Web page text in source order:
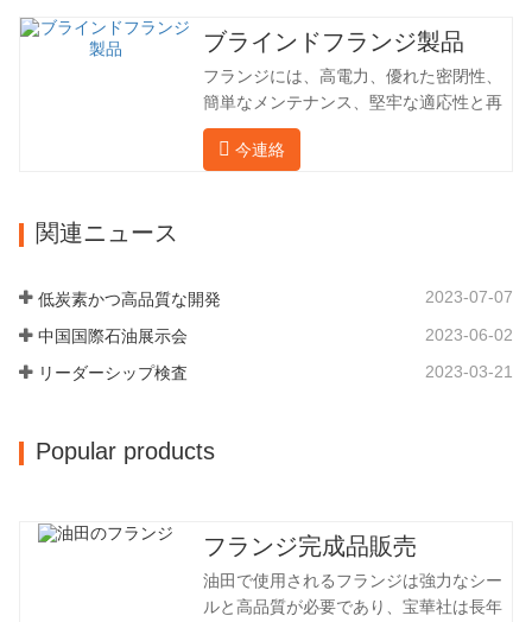
に設立され、三世代にわたる努力を経
て、現在、敷地面積は 50,…
は 46 名です。鍛造品の年間生産量は3万
トン。主に自動車、油圧機械、風力発
電、石油機械部品、建設機械、鉱業、冶
金、造船機械などの産業で関連アクセサ
リーを生産しています。販売される製品
は国内外向けです。同社は独自の技術研
ーは、同じ業界で 15…
ブラインドフランジ製品
フランジには、高電力、優れた密閉性、
簡単なメンテナンス、堅牢な適応性と再
利用性という恩恵があり、パイプライン
システムにとって不可欠かつ不可欠な要
50,000平方メートル、建物周囲の面積は
25,000平方メートルです。従業員数は
260 名、エンジニアリング技術者は 46
今連絡
関連ニュース
低炭素かつ高品質な開発 2023-07-07
中国国際石油展示会 2023-06-02
リーダーシップ検査 2023-03-21
Popular products
フランジ完成品販売
油田で使用されるフランジは強力なシー
ルと高品質が必要であり、宝華社は長年